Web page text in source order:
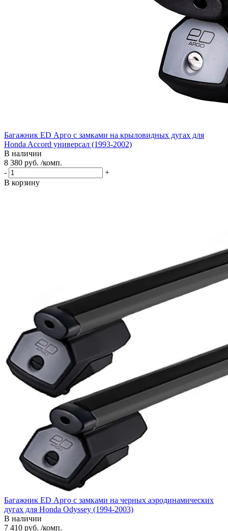
Багажник ED Арго с замками на крыловидных дугах для
Honda Accord универсал (1993-2002)
В наличии
8 380 руб. /комп.
-
+
В корзину
Багажник ED Арго с замками на черных аэродинамических
дугах для Honda Odyssey (1994-2003)
В наличии
7 410 руб. /комп.